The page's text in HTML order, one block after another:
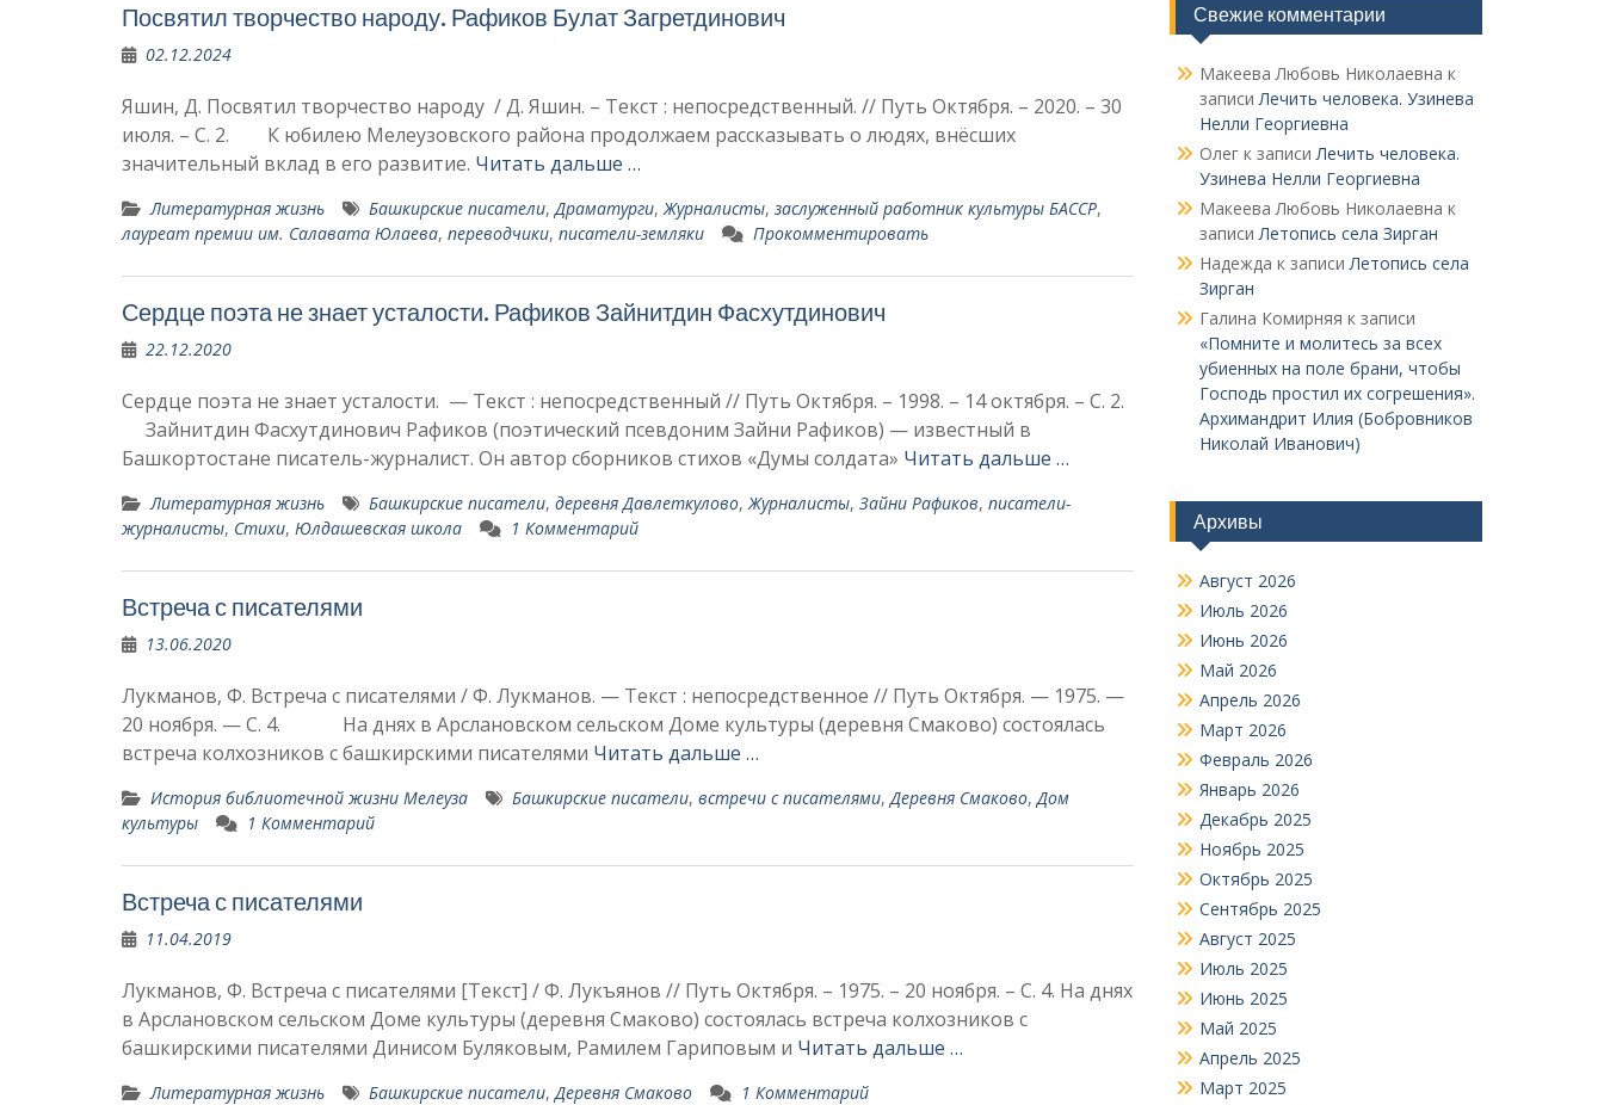
Посвятил творчество народу. Рафиков Булат Загретдинович
02.12.2024
Яшин, Д. Посвятил творчество народу / Д. Яшин. – Текст : непосредственный. // Путь Октября. – 2020. – 30
июля. – С. 2. К юбилею Мелеузовского района продолжаем рассказывать о людях, внёсших
значительный вклад в его развитие. Читать дальше …
Литературная жизнь Башкирские писатели,Драматурги,Журналисты, заслуженный работник культуры БАССР,
лауреат премии им. Салавата Юлаева, переводчики, писатели-земляки Прокомментировать
Сердце поэта не знает усталости. Рафиков Зайнитдин Фасхутдинович
22.12.2020
Сердце поэта не знает усталости. — Текст : непосредственный // Путь Октября. – 1998. – 14 октября. – С. 2.
Зайнитдин Фасхутдинович Рафиков (поэтический псевдоним Зайни Рафиков) — известный в
Башкортостане писатель-журна­лист. Он автор сборников стихов «Думы солдата» Читать дальше …
Литературная жизнь Башкирские писатели, де­ревня Давлеткулово,Журналисты, Зайни Рафиков, писатели-
журналисты, Стихи, Юлдашевская школа 1 Комментарий
Встреча с писателями
13.06.2020
Лукманов, Ф. Встреча с писателями / Ф. Лукманов. — Текст : непосредственное // Путь Октября. — 1975. —
20 ноября. — С. 4. На днях в Арслановском сель­ском Доме культуры (деревня Смаково) состоялась
встреча кол­хозников с башкирскими писа­телями Читать дальше …
История библиотечной жизни Мелеуза Башкирские писатели, встречи с писателями,Деревня Смаково,Дом
культуры
1 Комментарий
Встреча с писателями
11.04.2019
Лукманов, Ф. Встреча с писателями [Текст] / Ф. Лукъянов // Путь Октября. – 1975. – 20 ноября. – С. 4. На днях
в Арслановском сель­ском Доме культуры (деревня Смаково) состоялась встреча кол­хозников с
башкирскими писа­телями Динисом Буляковым, Ра­милем Гариповым и Читать дальше …
Литературная жизнь Башкирские писатели,Деревня Смаково 1 Комментарий
Свежие комментарии
Макеева Любовь Николаевна к
записиЛечить человека. Узинева
Нелли Георгиевна
Олегк записиЛечить человека.
Узинева Нелли Георгиевна
Макеева Любовь Николаевна к
записиЛетопись села Зирган
Надежда к записиЛетопись села
Зирган
Галина Комирняя к записи
«Помните и молитесь за всех
убиенных на поле брани, чтобы
Господь простил их согрешения».
Архимандрит Илия (Бобровников
Николай Иванович)
Архивы
Август 2026
Июль 2026
Июнь 2026
Май 2026
Апрель 2026
Март 2026
Февраль 2026
Январь 2026
Декабрь 2025
Ноябрь 2025
Октябрь 2025
Сентябрь 2025
Август 2025
Июль 2025
Июнь 2025
Май 2025
Апрель 2025
Март 2025